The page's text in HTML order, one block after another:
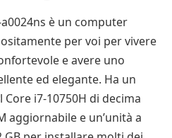
a0024ns è un computer
per voi per vivere
e avere uno
ed elegante. Ha un
i7-10750H di decima
aggiornabile e un’unità a